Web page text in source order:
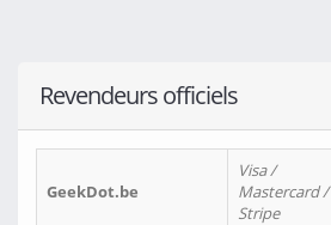
Revendeurs officiels
GeekDot.be
Visa /
Mastercard /
Stripe